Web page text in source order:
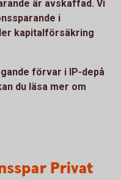
är avskaffad. Vi
i
kapitalförsäkring
förvar i IP-depå
du läsa mer om
Privat